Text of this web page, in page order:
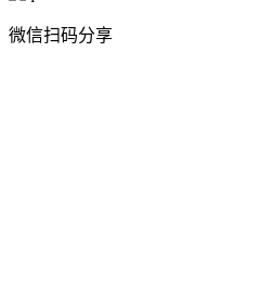
微信扫码分享